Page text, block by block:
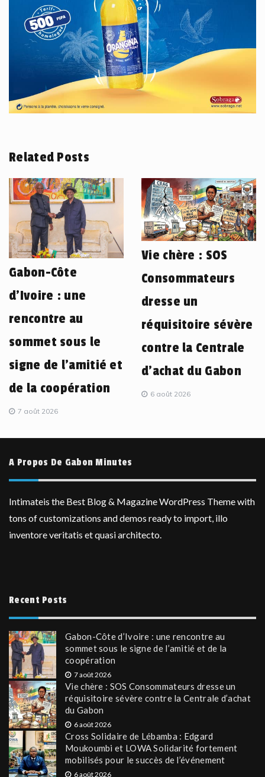
Related Posts
Gabon-Côte
d’Ivoire : une
rencontre au
sommet sous le
signe de l’amitié et
de la coopération
7 août 2026
Vie chère : SOS
Consommateurs
dresse un
réquisitoire sévère
contre la Centrale
d’achat du Gabon
6 août 2026
A Propos De Gabon Minutes
Intimateis the Best Blog & Magazine WordPress Theme with
tons of customizations and demos ready to import, illo
inventore veritatis et quasi architecto.
Recent Posts
Gabon-Côte d’Ivoire : une rencontre au
sommet sous le signe de l’amitié et de la
coopération
7 août 2026
Vie chère : SOS Consommateurs dresse un
réquisitoire sévère contre la Centrale d’achat
du Gabon
6 août 2026
Cross Solidaire de Lébamba : Edgard
Moukoumbi et LOWA Solidarité fortement
mobilisés pour le succès de l’événement
6 août 2026